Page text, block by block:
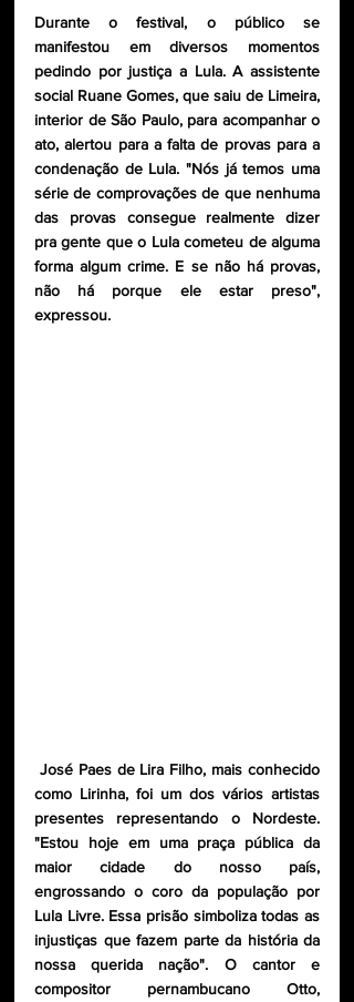
Durante o festival, o público se
manifestou em diversos momentos
pedindo por justiça a Lula. A assistente
social Ruane Gomes, que saiu de Limeira,
interior de São Paulo, para acompanhar o
ato, alertou para a falta de provas para a
condenação de Lula. "Nós já temos uma
série de comprovações de que nenhuma
das provas consegue realmente dizer
pra gente que o Lula cometeu de alguma
forma algum crime. E se não há provas,
não há porque ele estar preso",
expressou.
José Paes de Lira Filho, mais conhecido
como Lirinha, foi um dos vários artistas
presentes representando o Nordeste.
"Estou hoje em uma praça pública da
maior cidade do nosso país,
engrossando o coro da população por
Lula Livre. Essa prisão simboliza todas as
injustiças que fazem parte da história da
nossa querida nação". O cantor e
compositor pernambucano Otto,